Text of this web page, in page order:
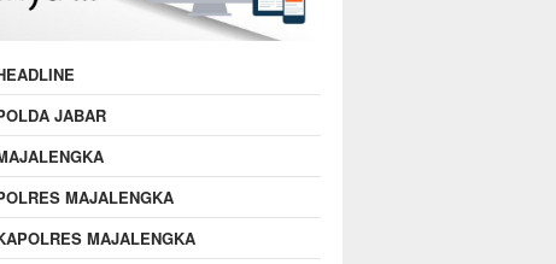
JABAR
MAJALENGKA
MAJALENGKA